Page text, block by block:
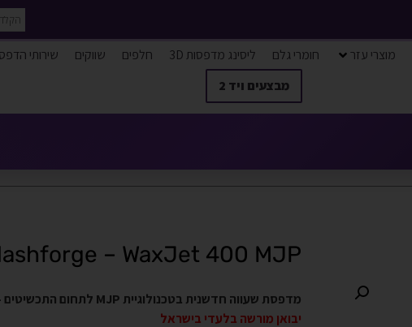
מוצרי עזר חומרי גלם ליסינג מדפסות 3D חלפים שווקים
שירותי
מבצעים ויד 2
– WaxJet 400 MJP
מדפסת שעווה חדשנית בטכנולוגיית MJP לתחום התכשיטים – מהירה, גדולה ובעלת דיוק מרשים
יבואן מורשה בלעדי בישראל